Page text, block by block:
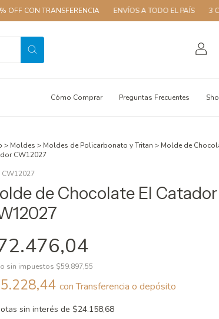
ENVÍOS A TODO EL PAÍS 3 CUOTAS
Cómo Comprar Preguntas Frecuentes
> Moldes > Moldes de Policarbonato y Tritan > Molde de
CW12027
CW12027
de Chocolate El Catador
sin impuestos $59.897,55
con Transferencia o depósito
sin interés de $24.158,68